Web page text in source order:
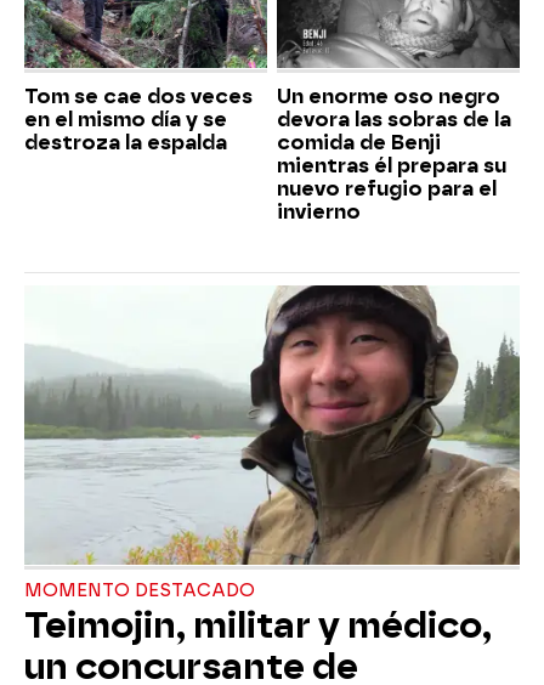
Tom se cae dos veces
en el mismo día y se
destroza la espalda
Un enorme oso negro
devora las sobras de la
comida de Benji
mientras él prepara su
nuevo refugio para el
invierno
MOMENTO DESTACADO
Teimojin, militar y médico,
un concursante de